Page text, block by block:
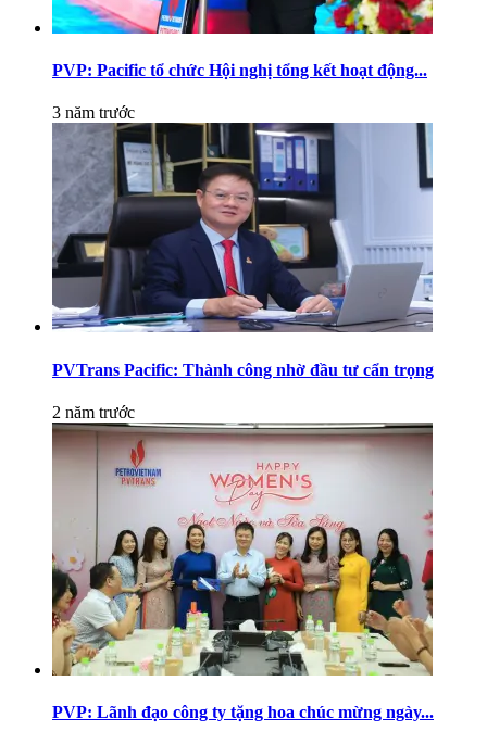
PVP: Pacific tổ chức Hội nghị tổng kết hoạt động...
3 năm trước
PVTrans Pacific: Thành công nhờ đầu tư cẩn trọng
2 năm trước
PVP: Lãnh đạo công ty tặng hoa chúc mừng ngày...